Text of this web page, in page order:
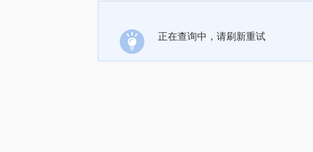
正在查询中，请刷新重试